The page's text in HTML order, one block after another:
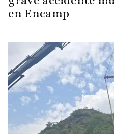
en Encamp